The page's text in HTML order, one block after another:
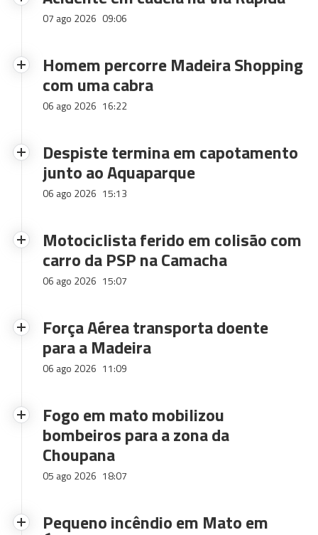
07 ago 2026 09:06
Homem percorre Madeira Shopping
com uma cabra
06 ago 2026 16:22
Despiste termina em capotamento
junto ao Aquaparque
06 ago 2026 15:13
Motociclista ferido em colisão com
carro da PSP na Camacha
06 ago 2026 15:07
Força Aérea transporta doente
para a Madeira
06 ago 2026 11:09
Fogo em mato mobilizou
bombeiros para a zona da
Choupana
05 ago 2026 18:07
Pequeno incêndio em Mato em